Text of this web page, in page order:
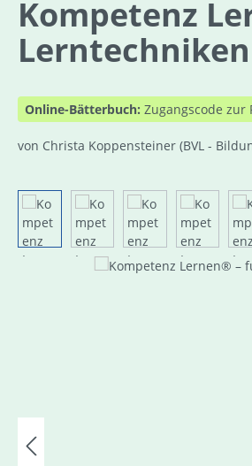
Kompetenz
Lerntechniken
Online-Bätterbuch: Zugangscode zur
von Christa Koppensteiner (BVL -
Bildergalerie überspringen